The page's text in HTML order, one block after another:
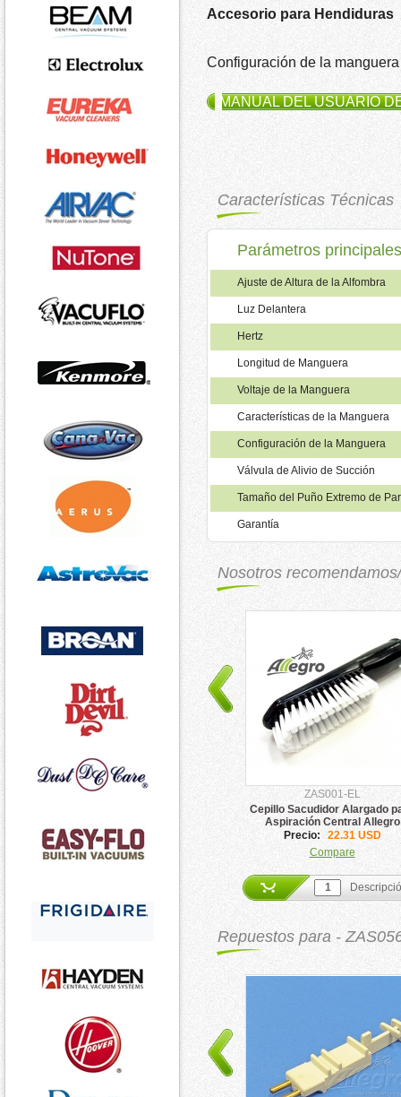
Accesorio para Hendiduras
Configuración de la
MANUAL DEL USUARIO
Características Técnicas
Parámetros principales
Ajuste de Altura de la Alfombra
Luz Delantera
Hertz
Longitud de Manguera
Voltaje de la Manguera
Características de la Manguera
Configuración de la Manguera
Válvula de Alivio de Succión
Tamaño del Puño Extremo de
Garantía
Nosotros
ZAS001-EL
Cepillo Sacudidor Alargado
Aspiración Central Allegro
Precio:
22.31 USD
Compare
Repuestos para -